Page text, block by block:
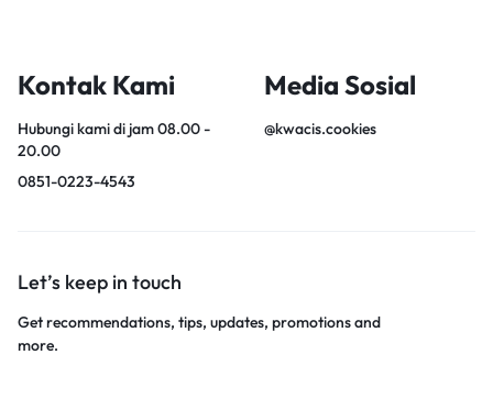
Kontak Kami
Hubungi kami di jam 08.00 -
20.00
0851-0223-4543
Media Sosial
@kwacis.cookies
Let’s keep in touch
Get recommendations, tips, updates, promotions and
more.